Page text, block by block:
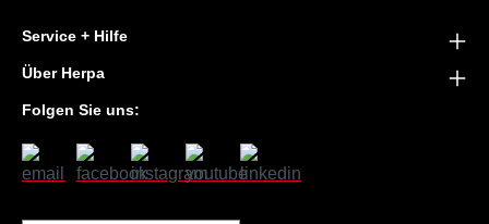
Service + Hilfe
Über Herpa
Folgen Sie uns: